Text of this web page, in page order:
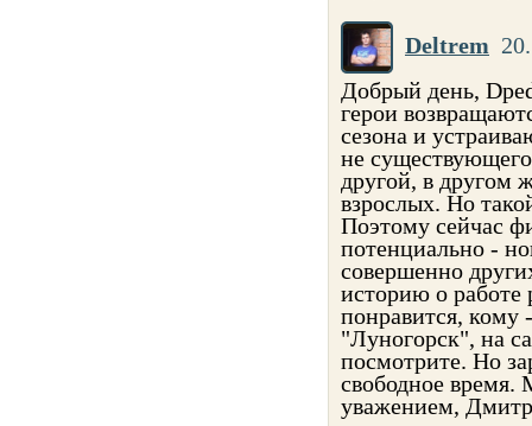
Deltrem
Добрый день,
герои
сезона и
не
другой, в другом
взрослых. Но
Поэтому сейчас
потенциально -
совершенно
историю о
понравится, кому
"Луногорск", на
посмотрите. Но
свободное время.
уважением,